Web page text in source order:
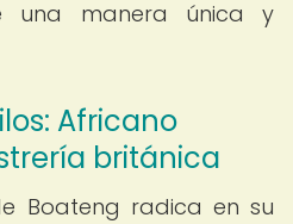
una manera única y
Africano
británica
Boateng radica en su